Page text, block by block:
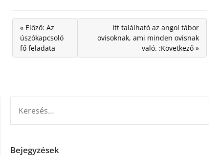
« Előző: Az
úszókapcsoló
fő feladata
Itt található az angol tábor
ovisoknak, ami minden ovisnak
való. :Következő »
Bejegyzések